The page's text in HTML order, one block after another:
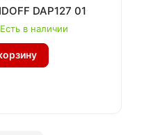
DAP127 01
Есть в наличии